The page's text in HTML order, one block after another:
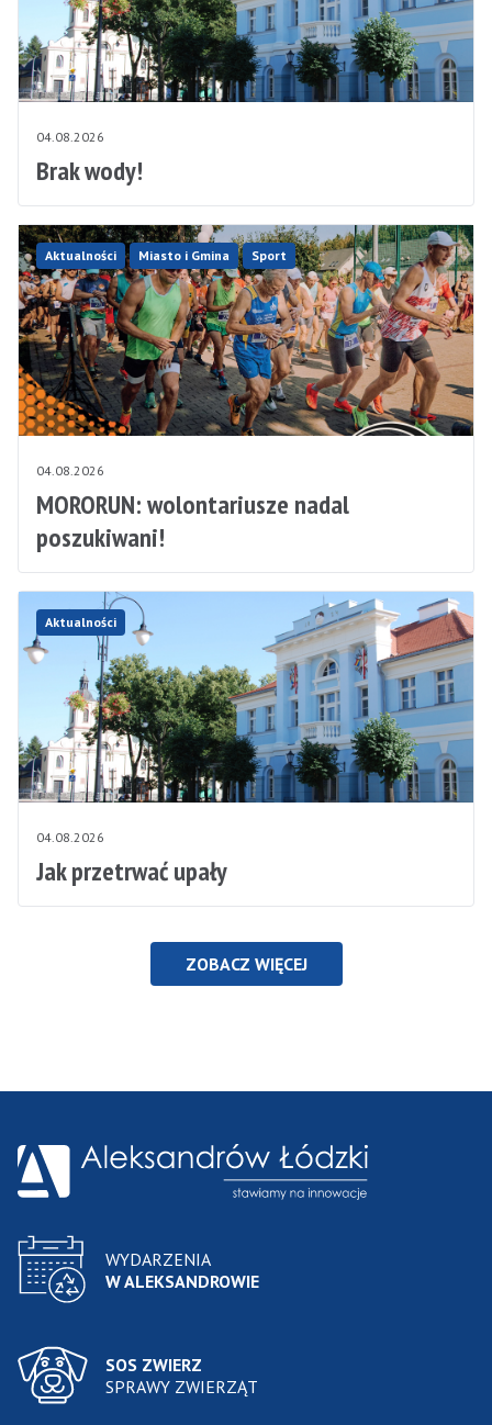
04.08.2026
Brak wody!
Aktualności Miasto i Gmina Sport
04.08.2026
MORORUN: wolontariusze nadal
poszukiwani!
Aktualności
04.08.2026
Jak przetrwać upały
ZOBACZ WIĘCEJ
WYDARZENIA
W ALEKSANDROWIE
SOS ZWIERZ
SPRAWY ZWIERZĄT